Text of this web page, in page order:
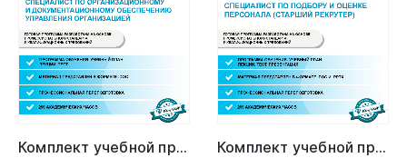
Комплект учебной программы “Специалист по организационному и документационному обеспечению управления организацией” Комплект учебной программы “Специалист по подбору и оценке персонала (Старший рекрутер)”